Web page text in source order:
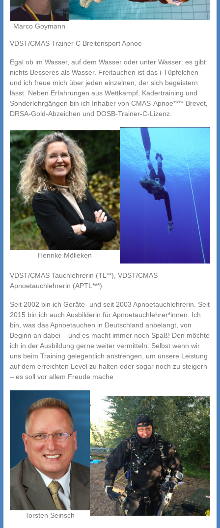
Marco Goymann
VDST/CMAS Trainer C Breitensport Apnoe
Egal ob im Wasser, auf dem Wasser oder unter Wasser: es gibt
nichts Besseres als Wasser. Freitauchen ist das i-Tüpfelchen
und ich freue mich über jeden einzelnen, der sich begeistern
lässt. Neben Erfahrungen aus Wettkampf, Kadertraining und
Sonderlehrgängen bin ich Inhaber von CMAS-Apnoe****-Brevet,
DRSA-Gold-Abzeichen und DOSB-Trainer-C-Lizenz.
Henrike Mölleken
VDST/CMAS Tauchlehrerin (TL**), VDST/CMAS
Apnoetauchlehrerin (APTL***)
Seit 2002 bin ich Geräte- und seit 2003 Apnoetauchlehrerin. Seit
2015 bin ich auch Ausbilderin für Apnoetauchlehrer*innen. Ich
bin, was das Apnoetauchen in Deutschland anbelangt, von
Beginn an dabei – und es macht immer noch Spaß! Den möchte
ich in der Ausbildung gerne weiter vermitteln: Selbst wenn wir
uns beim Training gelegentlich anstrengen, um unsere Leistung
auf dem erreichten Level zu halten oder sogar noch zu steigern
– es soll vor allem Freude mache
Torsten Seinsch